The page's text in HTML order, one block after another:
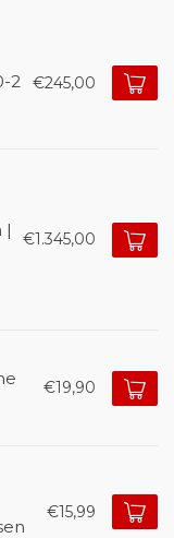
2 €245,00
| €1.345,00
€19,90
€15,99